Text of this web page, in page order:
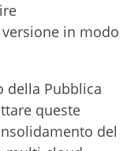
versione in modo
della Pubblica
queste
del